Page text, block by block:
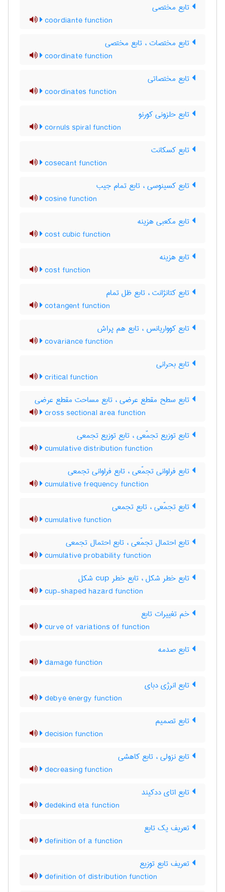
تابع مختصی
coordiante function
تابع مختصات ، تابع مختصی
coordinate function
تابع مختصاتی
coordinates function
تابع حلزونی کورنو
cornuls spiral function
تابع کسکانت
cosecant function
تابع کسینوسی ، تابع تمام جیب
cosine function
تابع مکعبی هزینه
cost cubic function
تابع هزینه
cost function
تابع کتانژانت ، تابع ظل تمام
cotangent function
تابع کوواریانس ، تابع هم پراش
covariance function
تابع بحرانی
critical function
تابع سطح مقطع عرضی ، تابع مساحت مقطع عرضی
cross sectional area function
تابع توزیع تجمّعی ، تابع توزیع تجمعی
cumulative distribution function
تابع فراوانی تجمّعی ، تابع فراوانی تجمعی
cumulative frequency function
تابع تجمّعی ، تابع تجمعی
cumulative function
تابع احتمال تجمّعی ، تابع احتمال تجمعی
cumulative probability function
تابع خطر شکل ، تابع خطر ‌c‌u‌p شکل
cup-shaped hazard function
خم تغییرات تابع
curve of variations of function
تابع صدمه
damage function
تابع انرژی دبای
debye energy function
تابع تصمیم
decision function
تابع نزولی ، تابع کاهشی
decreasing function
تابع اتای ددکیند
dedekind eta function
تعریف یک تابع
definition of a function
تعریف تابع توزیع
definition of distribution function